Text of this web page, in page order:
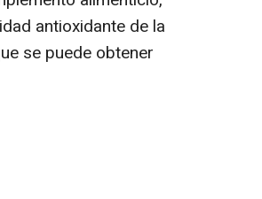
antioxidante de la
se puede obtener